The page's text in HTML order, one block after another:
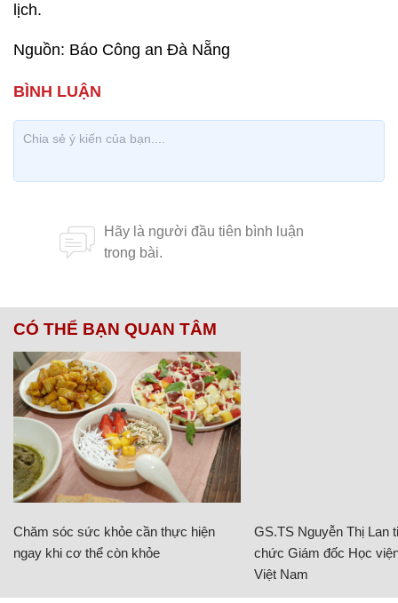
lịch.
Nguồn: Báo Công an Đà Nẵng
CÓ THỂ BẠN QUAN TÂM
Chăm sóc sức khỏe cần thực hiện
ngay khi cơ thể còn khỏe
GS.TS Nguyễn Thị Lan
chức Giám đốc Học
Việt Nam